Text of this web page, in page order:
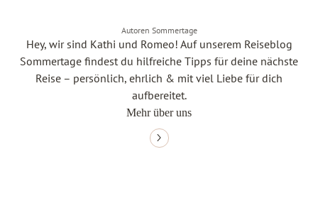
Autoren Sommertage
Hey, wir sind Kathi und Romeo! Auf unserem Reiseblog
Sommertage findest du hilfreiche Tipps für deine nächste
Reise – persönlich, ehrlich & mit viel Liebe für dich
aufbereitet.
Mehr über uns